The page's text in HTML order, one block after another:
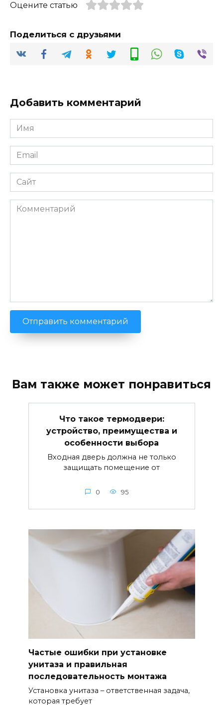
Оцените статью
Поделиться с друзьями
Добавить комментарий
Имя
*
Email
*
Сайт
Комментарий
Вам также может понравиться
Что такое термодвери:
устройство, преимущества и
особенности выбора
Входная дверь должна не только
защищать помещение от
0 95
Частые ошибки при установке
унитаза и правильная
последовательность монтажа
Установка унитаза – ответственная задача,
которая требует